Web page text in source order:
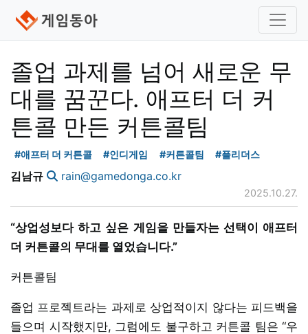
졸업 과제를 넘어 새로운 무
대를 꿈꾼다. 애프터 더 커
튼콜 만든 커튼콜팀
#애프터 더 커튼콜 #인디게임 #커튼콜팀 #플리더스
김남규 rain@gamedonga.co.kr
2025.10.27.
“상업성보다 하고 싶은 게임을 만들자는 선택이 애프터
더 커튼콜의 무대를 열었습니다.”
커튼콜팀
졸업 프로젝트라는 과제로 상업적이지 않다는 피드백을
들으며 시작했지만, 그럼에도 불구하고 커튼콜 팀은 “우